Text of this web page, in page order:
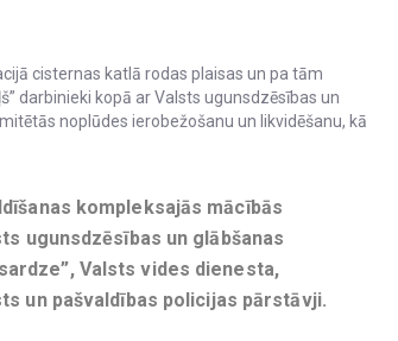
cisternas katlā rodas plaisas un pa tām
darbinieki kopā ar Valsts ugunsdzēsības un
noplūdes ierobežošanu un likvidēšanu, kā
kompleksajās mācībās
ugunsdzēsības un glābšanas
Valsts vides dienesta,
un pašvaldības policijas pārstāvji.